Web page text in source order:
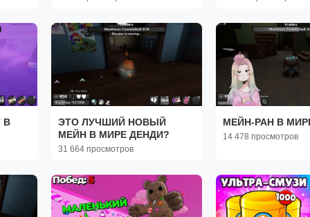
В
ЭТО ЛУЧШИЙ НОВЫЙ
МЕЙН В МИРЕ ДЕНДИ?
31 664 просмотров
МЕЙН-РАН В
14 478 просмотров